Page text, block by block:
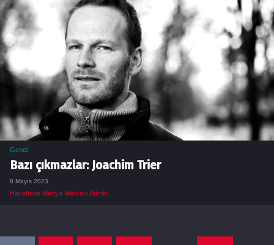
Genel
Bazı çıkmazlar: Joachim Trier
8 Mayıs 2023
Hacettepe Medya Merkezi Admin